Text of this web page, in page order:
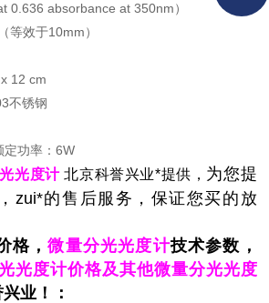
0.636 absorbance at 350nm）
等效于10mm）
12 cm
不锈钢
定功率：6W
光度计北京科誉兴业*提供， 为您提
zui*的售后服务，保证您买的放
格，微量分光光度计技术参数，
光度计价格及其他微量分光光度
业！：